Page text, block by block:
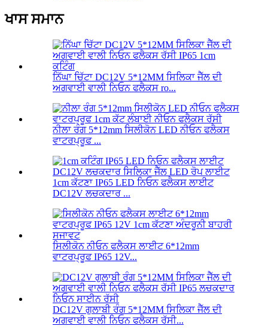
ਖਾਸ ਸਮਾਨ
ਨਿੱਘਾ ਚਿੱਟਾ DC12V 5*12MM ਸਿਲਿਕਾ ਜੈੱਲ ਦੀ
ਅਗਵਾਈ ਵਾਲੀ ਨਿਓਨ ਫਲੈਕਸ ro...
ਨੀਲਾ ਰੰਗ 5*12mm ਸਿਲੀਕੋਨ LED ਨੀਓਨ ਫਲੈਕਸ
ਵਾਟਰਪ੍ਰੂਫ ...
1cm ਕੱਟਣਾ IP65 LED ਨਿਓਨ ਫਲੈਕਸ ਲਾਈਟ
DC12V ਲਚਕਦਾਰ ...
ਸਿਲੀਕੋਨ ਨੀਓਨ ਫਲੈਕਸ ਲਾਈਟ 6*12mm
ਵਾਟਰਪ੍ਰੂਫ IP65 12V...
DC12V ਗੁਲਾਬੀ ਰੰਗ 5*12MM ਸਿਲਿਕਾ ਜੈੱਲ ਦੀ
ਅਗਵਾਈ ਵਾਲੀ ਨਿਓਨ ਫਲੈਕਸ ਰੱਸੀ...